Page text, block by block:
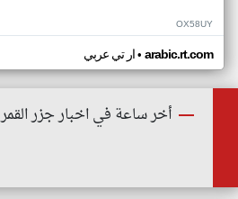
OX58UY
ار تي عربي• arabic.rt.com
أخر ساعة في اخبار جزر القمر